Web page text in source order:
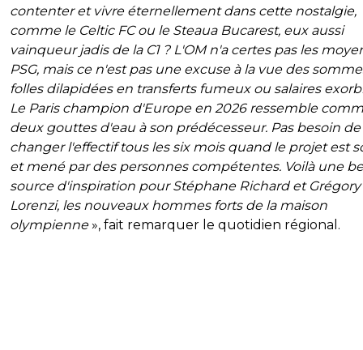
contenter et vivre éternellement dans cette nostalgie,
comme le Celtic FC ou le Steaua Bucarest, eux aussi
vainqueur jadis de la C1 ? L'OM n'a certes pas les
PSG, mais ce n'est pas une excuse à la vue des
folles dilapidées en transferts fumeux ou salaires
Le Paris champion d'Europe en 2026 ressemble
deux gouttes d'eau à son prédécesseur. Pas besoin de
changer l'effectif tous les six mois quand le projet est
et mené par des personnes compétentes. Voilà une
source d'inspiration pour Stéphane Richard et Grégory
Lorenzi, les nouveaux hommes forts de la maison
olympienne», fait remarquer le quotidien régional.